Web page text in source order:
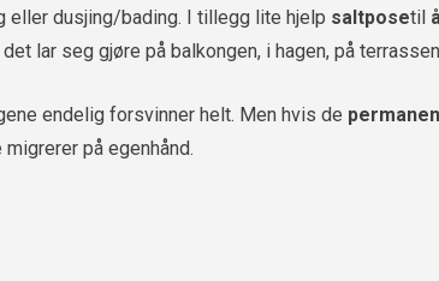
eller dusjing/bading. I tillegg lite hjelp saltposetil
lar seg gjøre på balkongen, i hagen, på
endelig forsvinner helt. Men hvis de
på egenhånd.